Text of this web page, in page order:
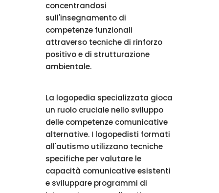
concentrandosi
sull'insegnamento di
competenze funzionali
attraverso tecniche di rinforzo
positivo e di strutturazione
ambientale.
La logopedia specializzata gioca
un ruolo cruciale nello sviluppo
delle competenze comunicative
alternative. I logopedisti formati
all'autismo utilizzano tecniche
specifiche per valutare le
capacità comunicative esistenti
e sviluppare programmi di